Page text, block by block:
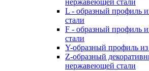
нержавеющей стали
L - образный профиль
стали
F - образный профиль
стали
Y-образный профиль
Z-образный
нержавеющей стали